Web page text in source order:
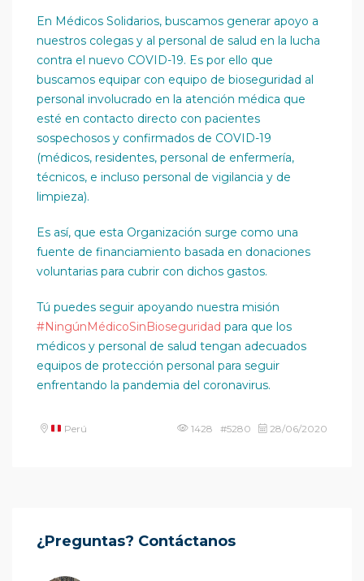
En Médicos Solidarios, buscamos generar apoyo a
nuestros colegas y al personal de salud en la lucha
contra el nuevo COVID-19. Es por ello que
buscamos equipar con equipo de bioseguridad al
personal involucrado en la atención médica que
esté en contacto directo con pacientes
sospechosos y confirmados de COVID-19
(médicos, residentes, personal de enfermería,
técnicos, e incluso personal de vigilancia y de
limpieza).
Es así, que esta Organización surge como una
fuente de financiamiento basada en donaciones
voluntarias para cubrir con dichos gastos.
Tú puedes seguir apoyando nuestra misión
#NingúnMédicoSinBioseguridad para que los
médicos y personal de salud tengan adecuados
equipos de protección personal para seguir
enfrentando la pandemia del coronavirus.
Perú 1428 #5280 28/06/2020
¿Preguntas? Contáctanos